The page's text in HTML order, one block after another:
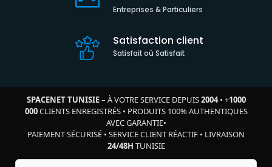
Entreprises & Particuliers
Satisfaction client
Satisfait où Satisfait
SPACENET TUNISIE– À VOTRE SERVICE DEPUIS2004• +1000
000CLIENTS ENREGISTRÉS• PRODUITS 100% AUTHENTIQUES
AVEC GARANTIE•
PAIEMENT SÉCURISÉ • SERVICE CLIENT RÉACTIF • LIVRAISON
24/48H TUNISIE